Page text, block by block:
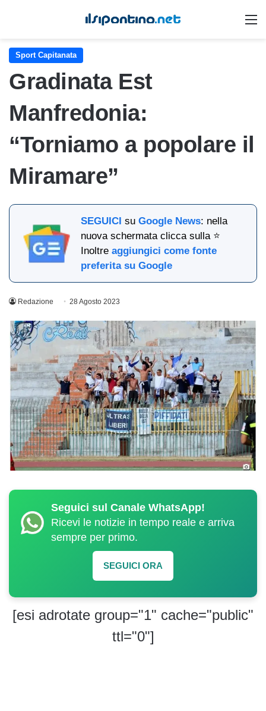
Sport Capitanata
Gradinata Est
Manfredonia:
“Torniamo a popolare il
Miramare”
SEGUICI suGoogle News: nella
nuova schermata clicca sulla ⭐
Inoltreaggiungici come fonte
preferita su Google
Redazione 28 Agosto 2023
Seguici sul Canale WhatsApp!
Ricevi le notizie in tempo reale e arriva
sempre per primo.
SEGUICI ORA
[esi adrotate group="1" cache="public"
ttl="0"]